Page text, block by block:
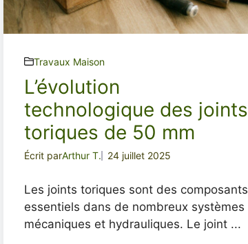
Travaux Maison
L’évolution
technologique des joints
toriques de 50 mm
Écrit parArthur T. 24 juillet 2025
Les joints toriques sont des composants
essentiels dans de nombreux systèmes
mécaniques et hydrauliques. Le joint ...